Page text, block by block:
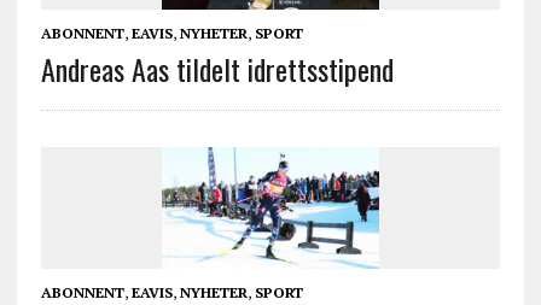
ABONNENT, EAVIS, NYHETER, SPORT
Andreas Aas tildelt idrettsstipend
ABONNENT, EAVIS, NYHETER, SPORT